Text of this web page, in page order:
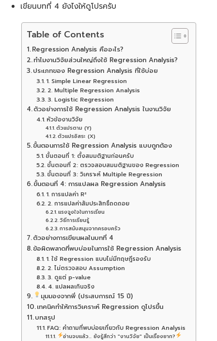
เขียนบทที่ 4 ยังไงให้ดูโปรครับ
Table of Contents
Regression Analysis คืออะไร?
ทำไมงานวิจัยส่วนใหญ่ถึงใช้ Regression Analysis?
ประเภทของ Regression Analysis ที่ใช้บ่อย
1. Simple Linear Regression
2. Multiple Regression Analysis
3. Logistic Regression
ตัวอย่างการใช้ Regression Analysis ในงานวิจัย
หัวข้องานวิจัย
ตัวแปรตาม (Y)
ตัวแปรอิสระ (X)
ขั้นตอนการใช้ Regression Analysis แบบถูกต้อง
ขั้นตอนที่ 1: ตั้งสมมติฐานก่อนครับ
ขั้นตอนที่ 2: ตรวจสอบสมมติฐานของ Regression
ขั้นตอนที่ 3: วิเคราะห์ Multiple Regression
ขั้นตอนที่ 4: การแปลผล Regression Analysis
1. การแปลค่า R²
2. การแปลค่าสัมประสิทธิ์ถดถอย
แรงจูงใจในการเรียน
วิธีการเรียนรู้
การสนับสนุนจากครอบครัว
ตัวอย่างการเขียนผลในบทที่ 4
ข้อผิดพลาดที่พบบ่อยในการใช้ Regression Analysis
1. ใช้ Regression แบบไม่มีทฤษฎีรองรับ
2. ไม่ตรวจสอบ Assumption
3. ดูแต่ p-value
4. แปลผลเกินจริง
มุมมองจากพี่ (ประสบการณ์ 15 ปี)
เทคนิคทำให้การวิเคราะห์ Regression ดูโปรขึ้น
บทสรุป
FAQ: คำถามที่พบบ่อยเกี่ยวกับ Regression Analysis
อ่านจบแล้ว... ยังรู้สึกว่า "งานวิจัย" เป็นเรื่องยาก?